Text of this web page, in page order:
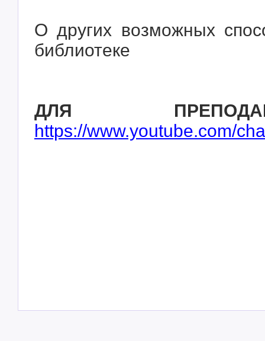
О других возможных
библиотеке
ДЛЯ
https://www.youtube.com/